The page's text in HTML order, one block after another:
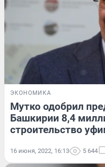
ЭКОНОМИКА
Мутко одобрил
Башкирии 8,4
строительство
16 июня, 2022, 16:13 5 644